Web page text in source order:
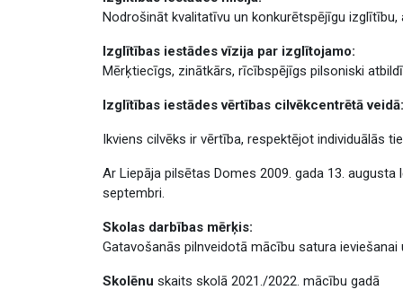
Nodrošināt kvalitatīvu un konkurētspējīgu
Izglītības iestādes vīzija par izglītojamo:
Mērķtiecīgs, zinātkārs, rīcībspējīgs pilsoniski
Izglītības iestādes vērtības cilvēkcentrētā veidā:
Ikviens cilvēks ir vērtība, respektējot individuālās
Ar Liepāja pilsētas Domes 2009. gada 13.
septembri.
Skolas darbības mērķis:
Gatavošanās pilnveidotā mācību satura
Skolēnu skaits skolā 2021./2022. mācību gadā